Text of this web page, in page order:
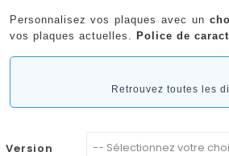
Personnalisez vos plaques avec un
vos plaques actuelles.
Police de
Retrouvez toutes les
Version